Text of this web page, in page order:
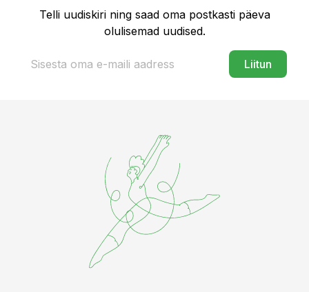
Telli uudiskiri ning saad oma postkasti päeva
olulisemad uudised.
Liitun